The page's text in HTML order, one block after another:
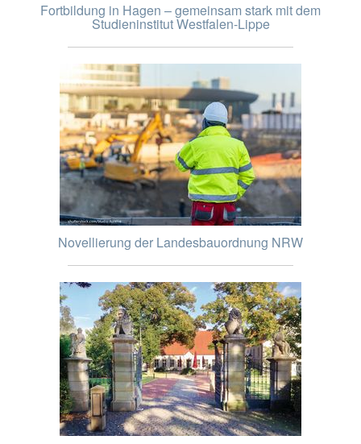
Fortbildung in Hagen – gemeinsam stark mit dem
Studieninstitut Westfalen-Lippe
Novellierung der Landesbauordnung NRW